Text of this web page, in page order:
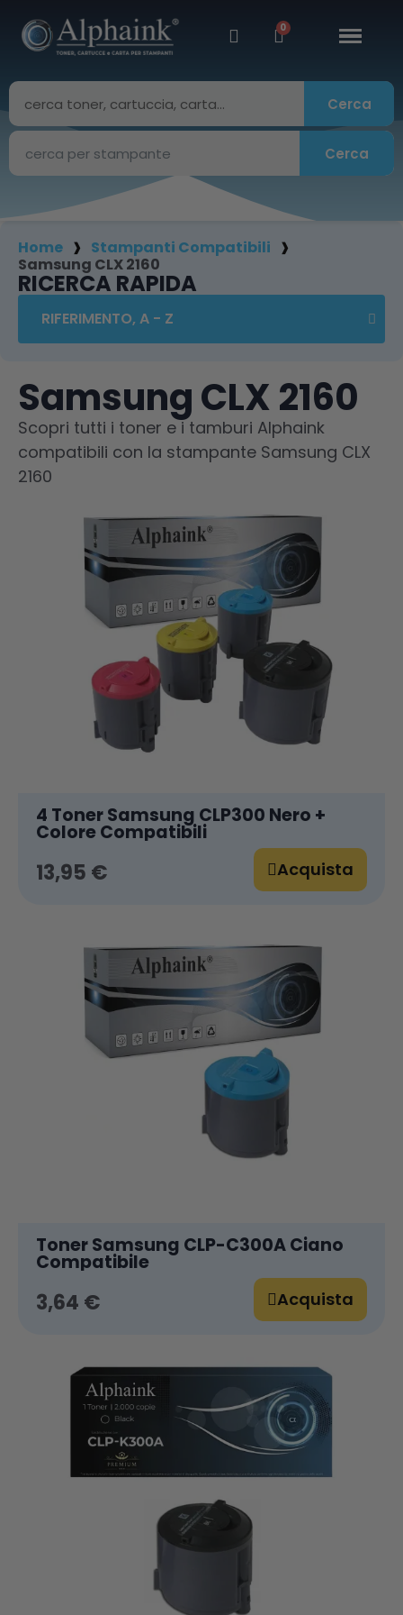
Cerca
Cerca
Home
Stampanti Compatibili
Samsung CLX 2160
RICERCA RAPIDA
Samsung CLX 2160
Scopri tutti i toner e i tamburi Alphaink
compatibili con la stampante Samsung CLX
2160
4 Toner Samsung CLP300 Nero +
Colore Compatibili
13,95 € Acquista
Toner Samsung CLP-C300A Ciano
Compatibile
3,64 € Acquista